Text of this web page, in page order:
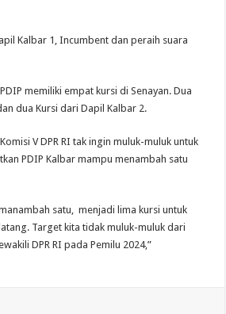
Kalbar 1, Incumbent dan peraih suara
memiliki empat kursi di Senayan. Dua
dua Kursi dari Dapil Kalbar 2.
V DPR RI tak ingin muluk-muluk untuk
PDIP Kalbar mampu menambah satu
satu, menjadi lima kursi untuk
Target kita tidak muluk-muluk dari
DPR RI pada Pemilu 2024,”